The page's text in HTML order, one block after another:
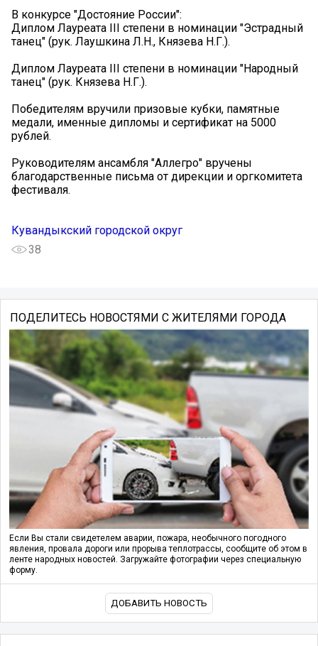
В конкурсе "Достояние России":
Диплом Лауреата III степени в номинации "Эстрадный
танец" (рук. Лаушкина Л.Н., Князева Н.Г.).
Диплом Лауреата III степени в номинации "Народный
танец" (рук. Князева Н.Г.).
Победителям вручили призовые кубки, памятные
медали, именные дипломы и сертификат на 5000
рублей.
Руководителям ансамбля "Аллегро" вручены
благодарственные письма от дирекции и оргкомитета
фестиваля.
Кувандыкский городской округ
38
ПОДЕЛИТЕСЬ НОВОСТЯМИ С ЖИТЕЛЯМИ ГОРОДА
Если Вы стали свидетелем аварии, пожара, необычного погодного
явления, провала дороги или прорыва теплотрассы, сообщите об этом в
ленте народных новостей. Загружайте фотографии через специальную
форму.
ДОБАВИТЬ НОВОСТЬ